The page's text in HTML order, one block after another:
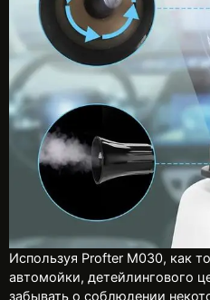
Используя Profter M030, как
автомойки, детейлингового
забывать о соблюдении